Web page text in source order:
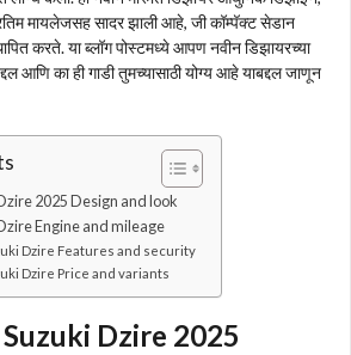
मायलेजसह सादर झाली आहे, जी कॉम्पॅक्ट सेडान
करते. या ब्लॉग पोस्टमध्ये आपण नवीन डिझायरच्या
आणि का ही गाडी तुमच्यासाठी योग्य आहे याबद्दल जाणून
2025 Design and look
Engine and mileage
Dzire Features and security
Dzire Price and variants
Dzire 2025